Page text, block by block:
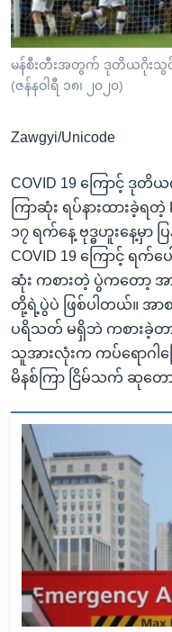
သို့
ကျော်
ကြည့်
ရန်
ရန်
သို့
ကျော်
ရန်
ဗွီအိုအေ လူမှုကွန်ယက်များ
မန်စီးတီးအတွက် ဒုတိယဂိုးသွင်
(ဇန်နဝါရီ ၁၈၊ ၂၀၂၀)
Zawgyi/Unicode
COVID 19 ကြောင့် ဒု
ကြာဆုံး ရပ်နားထားခဲ့ရတဲ့
၁၇ ရက်နေ့ ဗုဒ္ဓဟူးနေ့မှာ
COVID 19 ကြောင့် ရက်ပ
ဆုံး ကစားတဲ့ ပွဲကတော့
တို့ရဲ့ပွဲပဲ ဖြစ်ပါတယ်။ အာ
ပရိသတ် မရှိဘဲ ကစားခဲ့တာ
သူအားလုံးက ကပ်ရောဂ
မိနစ်ကြာ ငြိမ်သက် ဆုတေ